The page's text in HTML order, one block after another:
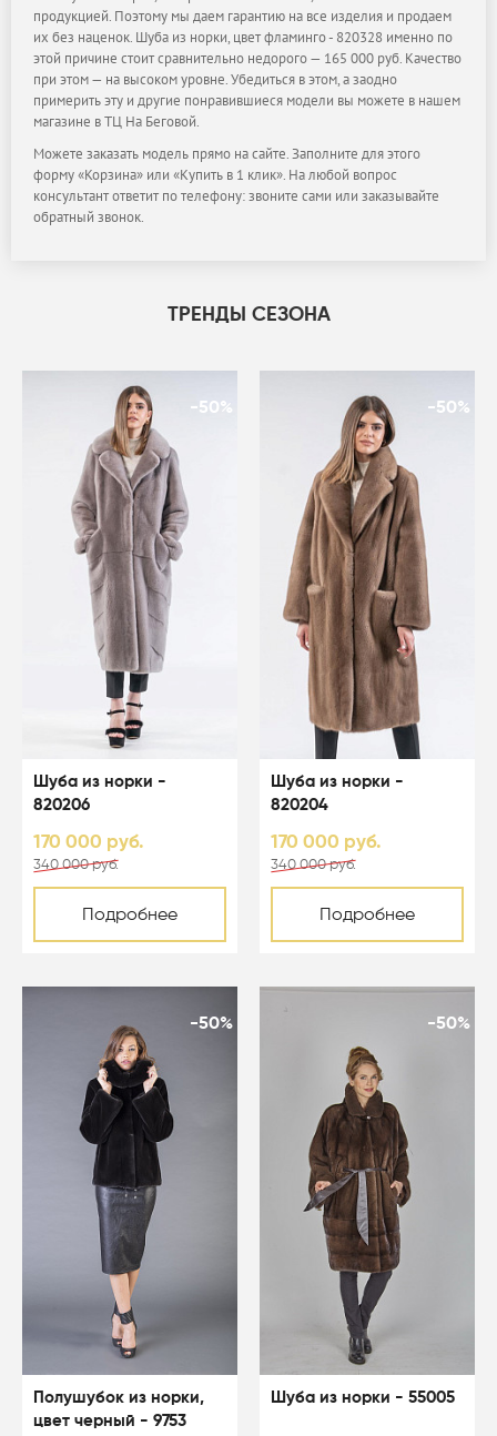
продукцией. Поэтому мы даем гарантию на все изделия и продаем
их без наценок. Шуба из норки, цвет фламинго - 820328 именно по
этой причине стоит сравнительно недорого — 165 000 руб. Качество
при этом — на высоком уровне. Убедиться в этом, а заодно
примерить эту и другие понравившиеся модели вы можете в нашем
магазине в ТЦ На Беговой.
Можете заказать модель прямо на сайте. Заполните для этого
форму «Корзина» или «Купить в 1 клик». На любой вопрос
консультант ответит по телефону: звоните сами или заказывайте
обратный звонок.
ТРЕНДЫ СЕЗОНА
-50%
Шуба из норки -
820206
170 000 руб.
340 000 руб.
Подробнее
-50%
Шуба из норки -
820204
170 000 руб.
340 000 руб.
Подробнее
-50%
Полушубок из норки,
цвет черный - 9753
-50%
Шуба из норки - 55005